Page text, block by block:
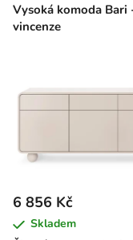
Vysoká komoda Bari
vincenze
6 856 Kč
Skladem